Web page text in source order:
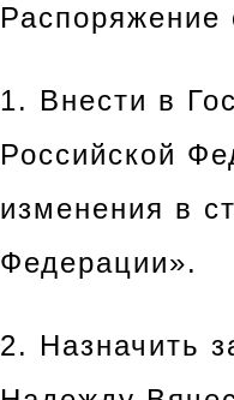
Распоряжение
1. Внести в
Российской
изменения в
Федерации».
2. Назначить